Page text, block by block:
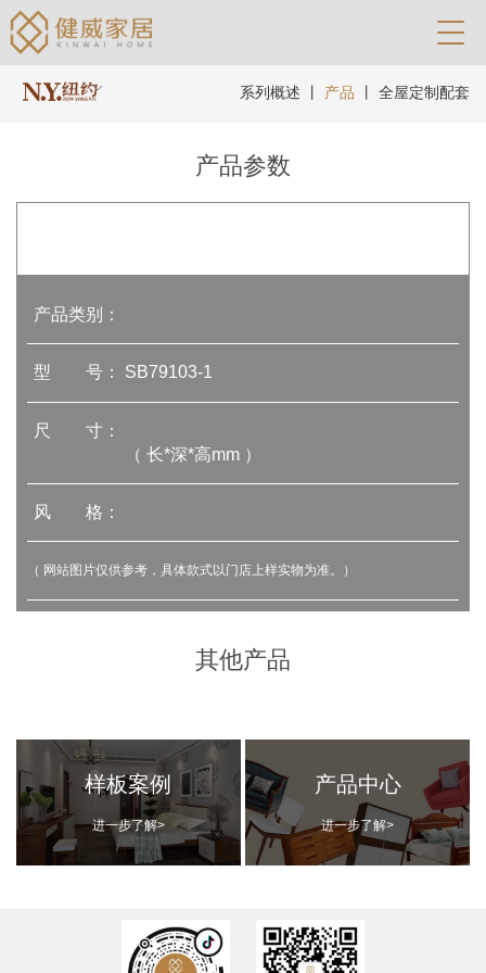
系列概述 产品 全屋定制配套
产品参数
产品类别：
型 号： SB79103-1
尺 寸：
（ 长*深*高mm ）
风 格：
（ 网站图片仅供参考，具体款式以门店上样实物为准。）
其他产品
样板案例
进一步了解>
产品中心
进一步了解>